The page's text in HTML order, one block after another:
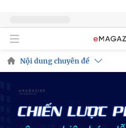
Nội dung chuyên đề